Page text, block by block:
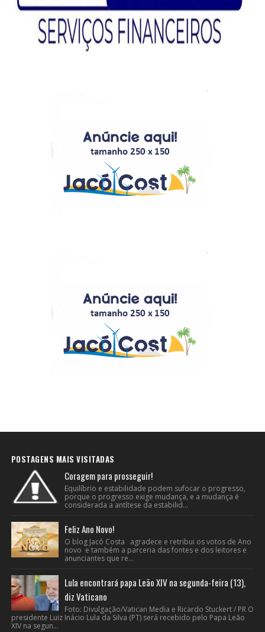
POSTAGENS MAIS VISITADAS
Coragem para prosseguir!
Equilíbrio e estabilidade podem sufocar o progresso,
porque o progresso exige mudança, e a mudança é
considerada a antítese da estabilid...
Feliz Ano Novo!
O blog Jacó Costa agradece e retribui os votos de Ano
novo e também a parceria das fontes e dos leitores e
anunciantes que re...
Lula encontrará papa Leão XIV na segunda-feira (13),
diz Vaticano
Foto: Divulgação/Vatican Media e Ricardo Stuckert / PR O
presidente Luiz Inácio Lula da Silva (PT) será recebido pelo Papa Leão
XIV na segun...